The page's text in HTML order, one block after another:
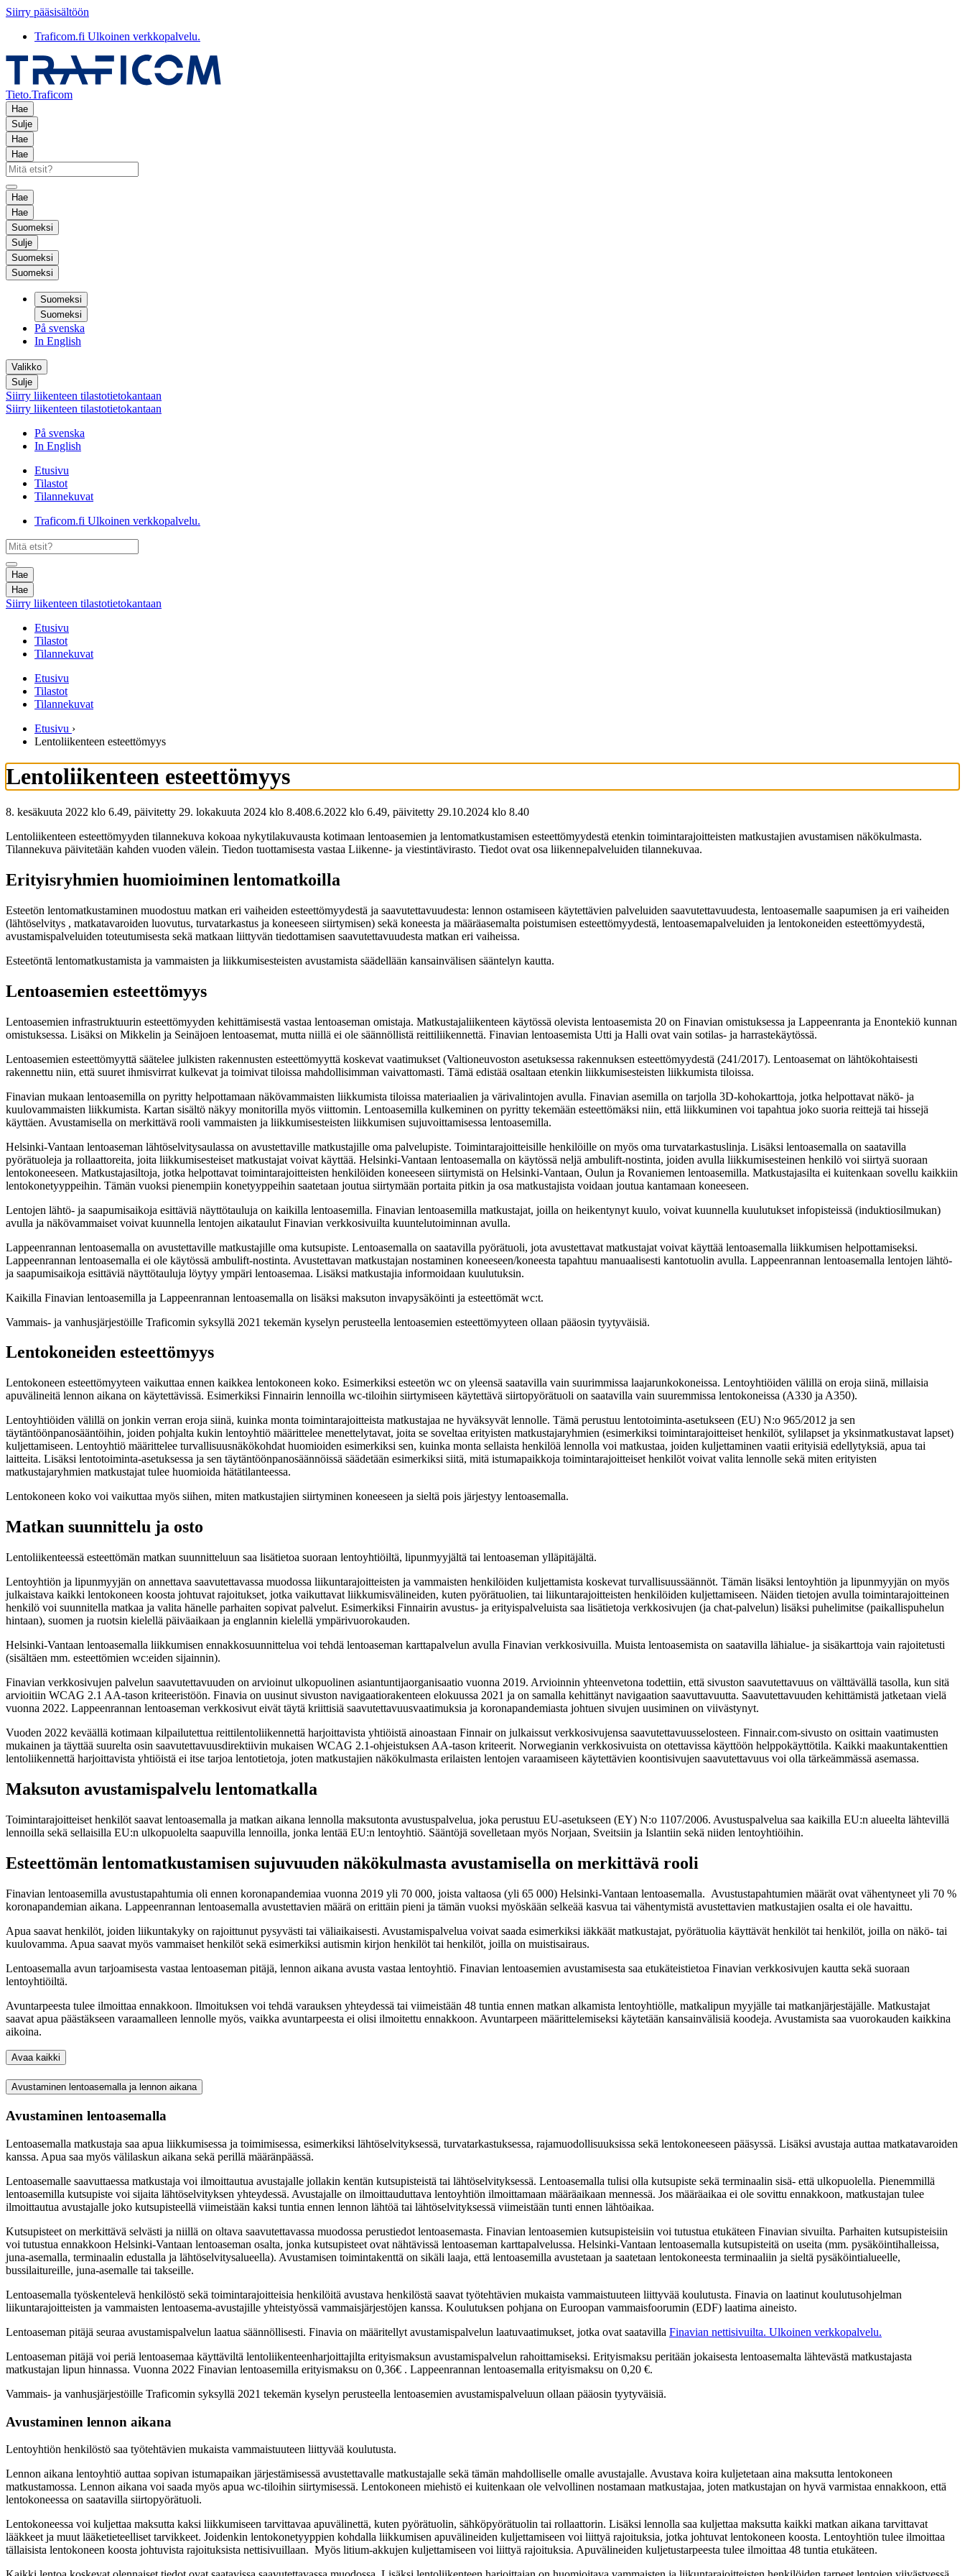
Siirry pääsisältöön
Traficom.fi Ulkoinen verkkopalvelu.
Tieto.Traficom
Hae
Sulje
Hae
Hae
Hae
Hae
Suomeksi
Sulje
Suomeksi
Suomeksi
Suomeksi
Suomeksi
På svenska
In English
Valikko
Sulje
Siirry liikenteen tilastotietokantaan
Siirry liikenteen tilastotietokantaan
På svenska
In English
Etusivu
Tilastot
Tilannekuvat
Traficom.fi Ulkoinen verkkopalvelu.
Hae
Hae
Siirry liikenteen tilastotietokantaan
Etusivu
Tilastot
Tilannekuvat
Etusivu
Tilastot
Tilannekuvat
Etusivu ›
Lentoliikenteen esteettömyys
Lentoliikenteen esteettömyys
8. kesäkuuta 2022 klo 6.49, päivitetty 29. lokakuuta 2024 klo 8.408.6.2022 klo 6.49, päivitetty 29.10.2024 klo 8.40
Lentoliikenteen esteettömyyden tilannekuva kokoaa nykytilakuvausta kotimaan lentoasemien ja lentomatkustamisen esteettömyydestä etenkin toimintarajoitteisten matkustajien avustamisen näkökulmasta.
Tilannekuva päivitetään kahden vuoden välein. Tiedon tuottamisesta vastaa Liikenne- ja viestintävirasto. Tiedot ovat osa liikennepalveluiden tilannekuvaa.
Erityisryhmien huomioiminen lentomatkoilla
Esteetön lentomatkustaminen muodostuu matkan eri vaiheiden esteettömyydestä ja saavutettavuudesta: lennon ostamiseen käytettävien palveluiden saavutettavuudesta, lentoasemalle saapumisen ja eri vaiheiden
(lähtöselvitys , matkatavaroiden luovutus, turvatarkastus ja koneeseen siirtymisen) sekä koneesta ja määräasemalta poistumisen esteettömyydestä, lentoasemapalveluiden ja lentokoneiden esteettömyydestä,
avustamispalveluiden toteutumisesta sekä matkaan liittyvän tiedottamisen saavutettavuudesta matkan eri vaiheissa.
Esteetöntä lentomatkustamista ja vammaisten ja liikkumisesteisten avustamista säädellään kansainvälisen sääntelyn kautta.
Lentoasemien esteettömyys
Lentoasemien infrastruktuurin esteettömyyden kehittämisestä vastaa lentoaseman omistaja. Matkustajaliikenteen käytössä olevista lentoasemista 20 on Finavian omistuksessa ja Lappeenranta ja Enontekiö kunnan
omistuksessa. Lisäksi on Mikkelin ja Seinäjoen lentoasemat, mutta niillä ei ole säännöllistä reittiliikennettä. Finavian lentoasemista Utti ja Halli ovat vain sotilas- ja harrastekäytössä.
Lentoasemien esteettömyyttä säätelee julkisten rakennusten esteettömyyttä koskevat vaatimukset (Valtioneuvoston asetuksessa rakennuksen esteettömyydestä (241/2017). Lentoasemat on lähtökohtaisesti
rakennettu niin, että suuret ihmisvirrat kulkevat ja toimivat tiloissa mahdollisimman vaivattomasti. Tämä edistää osaltaan etenkin liikkumisesteisten liikkumista tiloissa.
Finavian mukaan lentoasemilla on pyritty helpottamaan näkövammaisten liikkumista tiloissa materiaalien ja värivalintojen avulla. Finavian asemilla on tarjolla 3D-kohokarttoja, jotka helpottavat näkö- ja
kuulovammaisten liikkumista. Kartan sisältö näkyy monitorilla myös viittomin. Lentoasemilla kulkeminen on pyritty tekemään esteettömäksi niin, että liikkuminen voi tapahtua joko suoria reittejä tai hissejä
käyttäen. Avustamisella on merkittävä rooli vammaisten ja liikkumisesteisten liikkumisen sujuvoittamisessa lentoasemilla.
Helsinki-Vantaan lentoaseman lähtöselvitysaulassa on avustettaville matkustajille oma palvelupiste. Toimintarajoitteisille henkilöille on myös oma turvatarkastuslinja. Lisäksi lentoasemalla on saatavilla
pyörätuoleja ja rollaattoreita, joita liikkumisesteiset matkustajat voivat käyttää. Helsinki-Vantaan lentoasemalla on käytössä neljä ambulift-nostinta, joiden avulla liikkumisesteinen henkilö voi siirtyä suoraan
lentokoneeseen. Matkustajasiltoja, jotka helpottavat toimintarajoitteisten henkilöiden koneeseen siirtymistä on Helsinki-Vantaan, Oulun ja Rovaniemen lentoasemilla. Matkustajasilta ei kuitenkaan sovellu kaikkiin
lentokonetyyppeihin. Tämän vuoksi pienempiin konetyyppeihin saatetaan joutua siirtymään portaita pitkin ja osa matkustajista voidaan joutua kantamaan koneeseen.
Lentojen lähtö- ja saapumisaikoja esittäviä näyttötauluja on kaikilla lentoasemilla. Finavian lentoasemilla matkustajat, joilla on heikentynyt kuulo, voivat kuunnella kuulutukset infopisteissä (induktiosilmukan)
avulla ja näkövammaiset voivat kuunnella lentojen aikataulut Finavian verkkosivuilta kuuntelutoiminnan avulla.
Lappeenrannan lentoasemalla on avustettaville matkustajille oma kutsupiste. Lentoasemalla on saatavilla pyörätuoli, jota avustettavat matkustajat voivat käyttää lentoasemalla liikkumisen helpottamiseksi.
Lappeenrannan lentoasemalla ei ole käytössä ambulift-nostinta. Avustettavan matkustajan nostaminen koneeseen/koneesta tapahtuu manuaalisesti kantotuolin avulla. Lappeenrannan lentoasemalla lentojen lähtö-
ja saapumisaikoja esittäviä näyttötauluja löytyy ympäri lentoasemaa. Lisäksi matkustajia informoidaan kuulutuksin.
Kaikilla Finavian lentoasemilla ja Lappeenrannan lentoasemalla on lisäksi maksuton invapysäköinti ja esteettömät wc:t.
Vammais- ja vanhusjärjestöille Traficomin syksyllä 2021 tekemän kyselyn perusteella lentoasemien esteettömyyteen ollaan pääosin tyytyväisiä.
Lentokoneiden esteettömyys
Lentokoneen esteettömyyteen vaikuttaa ennen kaikkea lentokoneen koko. Esimerkiksi esteetön wc on yleensä saatavilla vain suurimmissa laajarunkokoneissa. Lentoyhtiöiden välillä on eroja siinä, millaisia
apuvälineitä lennon aikana on käytettävissä. Esimerkiksi Finnairin lennoilla wc-tiloihin siirtymiseen käytettävä siirtopyörätuoli on saatavilla vain suuremmissa lentokoneissa (A330 ja A350).
Lentoyhtiöiden välillä on jonkin verran eroja siinä, kuinka monta toimintarajoitteista matkustajaa ne hyväksyvät lennolle. Tämä perustuu lentotoiminta-asetukseen (EU) N:o 965/2012 ja sen
täytäntöönpanosääntöihin, joiden pohjalta kukin lentoyhtiö määrittelee menettelytavat, joita se soveltaa erityisten matkustajaryhmien (esimerkiksi toimintarajoitteiset henkilöt, sylilapset ja yksinmatkustavat lapset)
kuljettamiseen. Lentoyhtiö määrittelee turvallisuusnäkökohdat huomioiden esimerkiksi sen, kuinka monta sellaista henkilöä lennolla voi matkustaa, joiden kuljettaminen vaatii erityisiä edellytyksiä, apua tai
laitteita. Lisäksi lentotoiminta-asetuksessa ja sen täytäntöönpanosäännöissä säädetään esimerkiksi siitä, mitä istumapaikkoja toimintarajoitteiset henkilöt voivat valita lennolle sekä miten erityisten
matkustajaryhmien matkustajat tulee huomioida hätätilanteessa.
Lentokoneen koko voi vaikuttaa myös siihen, miten matkustajien siirtyminen koneeseen ja sieltä pois järjestyy lentoasemalla.
Matkan suunnittelu ja osto
Lentoliikenteessä esteettömän matkan suunnitteluun saa lisätietoa suoraan lentoyhtiöiltä, lipunmyyjältä tai lentoaseman ylläpitäjältä.
Lentoyhtiön ja lipunmyyjän on annettava saavutettavassa muodossa liikuntarajoitteisten ja vammaisten henkilöiden kuljettamista koskevat turvallisuussäännöt. Tämän lisäksi lentoyhtiön ja lipunmyyjän on myös
julkaistava kaikki lentokoneen koosta johtuvat rajoitukset, jotka vaikuttavat liikkumisvälineiden, kuten pyörätuolien, tai liikuntarajoitteisten henkilöiden kuljettamiseen. Näiden tietojen avulla toimintarajoitteinen
henkilö voi suunnitella matkaa ja valita hänelle parhaiten sopivat palvelut. Esimerkiksi Finnairin avustus- ja erityispalveluista saa lisätietoja verkkosivujen (ja chat-palvelun) lisäksi puhelimitse (paikallispuhelun
hintaan), suomen ja ruotsin kielellä päiväaikaan ja englannin kielellä ympärivuorokauden.
Helsinki-Vantaan lentoasemalla liikkumisen ennakkosuunnittelua voi tehdä lentoaseman karttapalvelun avulla Finavian verkkosivuilla. Muista lentoasemista on saatavilla lähialue- ja sisäkarttoja vain rajoitetusti
(sisältäen mm. esteettömien wc:eiden sijainnin).
Finavian verkkosivujen palvelun saavutettavuuden on arvioinut ulkopuolinen asiantuntijaorganisaatio vuonna 2019. Arvioinnin yhteenvetona todettiin, että sivuston saavutettavuus on välttävällä tasolla, kun sitä
arvioitiin WCAG 2.1 AA-tason kriteeristöön. Finavia on uusinut sivuston navigaatiorakenteen elokuussa 2021 ja on samalla kehittänyt navigaation saavuttavuutta. Saavutettavuuden kehittämistä jatketaan vielä
vuonna 2022. Lappeenrannan lentoaseman verkkosivut eivät täytä kriittisiä saavutettavuusvaatimuksia ja koronapandemiasta johtuen sivujen uusiminen on viivästynyt.
Vuoden 2022 keväällä kotimaan kilpailutettua reittilentoliikennettä harjoittavista yhtiöistä ainoastaan Finnair on julkaissut verkkosivujensa saavutettavuusselosteen. Finnair.com-sivusto on osittain vaatimusten
mukainen ja täyttää suurelta osin saavutettavuusdirektiivin mukaisen WCAG 2.1-ohjeistuksen AA-tason kriteerit. Norwegianin verkkosivuista on otettavissa käyttöön helppokäyttötila. Kaikki maakuntakenttien
lentoliikennettä harjoittavista yhtiöistä ei itse tarjoa lentotietoja, joten matkustajien näkökulmasta erilaisten lentojen varaamiseen käytettävien koontisivujen saavutettavuus voi olla tärkeämmässä asemassa.
Maksuton avustamispalvelu lentomatkalla
Toimintarajoitteiset henkilöt saavat lentoasemalla ja matkan aikana lennolla maksutonta avustuspalvelua, joka perustuu EU-asetukseen (EY) N:o 1107/2006. Avustuspalvelua saa kaikilla EU:n alueelta lähtevillä
lennoilla sekä sellaisilla EU:n ulkopuolelta saapuvilla lennoilla, jonka lentää EU:n lentoyhtiö. Sääntöjä sovelletaan myös Norjaan, Sveitsiin ja Islantiin sekä niiden lentoyhtiöihin.
Esteettömän lentomatkustamisen sujuvuuden näkökulmasta avustamisella on merkittävä rooli
Finavian lentoasemilla avustustapahtumia oli ennen koronapandemiaa vuonna 2019 yli 70 000, joista valtaosa (yli 65 000) Helsinki-Vantaan lentoasemalla. Avustustapahtumien määrät ovat vähentyneet yli 70 %
koronapandemian aikana. Lappeenrannan lentoasemalla avustettavien määrä on erittäin pieni ja tämän vuoksi myöskään selkeää kasvua tai vähentymistä avustettavien matkustajien osalta ei ole havaittu.
Apua saavat henkilöt, joiden liikuntakyky on rajoittunut pysyvästi tai väliaikaisesti. Avustamispalvelua voivat saada esimerkiksi iäkkäät matkustajat, pyörätuolia käyttävät henkilöt tai henkilöt, joilla on näkö- tai
kuulovamma. Apua saavat myös vammaiset henkilöt sekä esimerkiksi autismin kirjon henkilöt tai henkilöt, joilla on muistisairaus.
Lentoasemalla avun tarjoamisesta vastaa lentoaseman pitäjä, lennon aikana avusta vastaa lentoyhtiö. Finavian lentoasemien avustamisesta saa etukäteistietoa Finavian verkkosivujen kautta sekä suoraan
lentoyhtiöiltä.
Avuntarpeesta tulee ilmoittaa ennakkoon. Ilmoituksen voi tehdä varauksen yhteydessä tai viimeistään 48 tuntia ennen matkan alkamista lentoyhtiölle, matkalipun myyjälle tai matkanjärjestäjälle. Matkustajat
saavat apua päästäkseen varaamalleen lennolle myös, vaikka avuntarpeesta ei olisi ilmoitettu ennakkoon. Avuntarpeen määrittelemiseksi käytetään kansainvälisiä koodeja. Avustamista saa vuorokauden kaikkina
aikoina.
Avaa kaikki
Avustaminen lentoasemalla ja lennon aikana
Avustaminen lentoasemalla
Lentoasemalla matkustaja saa apua liikkumisessa ja toimimisessa, esimerkiksi lähtöselvityksessä, turvatarkastuksessa, rajamuodollisuuksissa sekä lentokoneeseen pääsyssä. Lisäksi avustaja auttaa matkatavaroiden
kanssa. Apua saa myös välilaskun aikana sekä perillä määränpäässä.
Lentoasemalle saavuttaessa matkustaja voi ilmoittautua avustajalle jollakin kentän kutsupisteistä tai lähtöselvityksessä. Lentoasemalla tulisi olla kutsupiste sekä terminaalin sisä- että ulkopuolella. Pienemmillä
lentoasemilla kutsupiste voi sijaita lähtöselvityksen yhteydessä. Avustajalle on ilmoittauduttava lentoyhtiön ilmoittamaan määräaikaan mennessä. Jos määräaikaa ei ole sovittu ennakkoon, matkustajan tulee
ilmoittautua avustajalle joko kutsupisteellä viimeistään kaksi tuntia ennen lennon lähtöä tai lähtöselvityksessä viimeistään tunti ennen lähtöaikaa.
Kutsupisteet on merkittävä selvästi ja niillä on oltava saavutettavassa muodossa perustiedot lentoasemasta. Finavian lentoasemien kutsupisteisiin voi tutustua etukäteen Finavian sivuilta. Parhaiten kutsupisteisiin
voi tutustua ennakkoon Helsinki-Vantaan lentoaseman osalta, jonka kutsupisteet ovat nähtävissä lentoaseman karttapalvelussa. Helsinki-Vantaan lentoasemalla kutsupisteitä on useita (mm. pysäköintihalleissa,
juna-asemalla, terminaalin edustalla ja lähtöselvitysalueella). Avustamisen toimintakenttä on sikäli laaja, että lentoasemilla avustetaan ja saatetaan lentokoneesta terminaaliin ja sieltä pysäköintialueelle,
bussilaitureille, juna-asemalle tai takseille.
Lentoasemalla työskentelevä henkilöstö sekä toimintarajoitteisia henkilöitä avustava henkilöstä saavat työtehtävien mukaista vammaistuuteen liittyvää koulutusta. Finavia on laatinut koulutusohjelman
liikuntarajoitteisten ja vammaisten lentoasema-avustajille yhteistyössä vammaisjärjestöjen kanssa. Koulutuksen pohjana on Euroopan vammaisfoorumin (EDF) laatima aineisto.
Lentoaseman pitäjä seuraa avustamispalvelun laatua säännöllisesti. Finavia on määritellyt avustamispalvelun laatuvaatimukset, jotka ovat saatavilla Finavian nettisivuilta. Ulkoinen verkkopalvelu.
Lentoaseman pitäjä voi periä lentoasemaa käyttäviltä lentoliikenteenharjoittajilta erityismaksun avustamispalvelun rahoittamiseksi. Erityismaksu peritään jokaisesta lentoasemalta lähtevästä matkustajasta
matkustajan lipun hinnassa. Vuonna 2022 Finavian lentoasemilla erityismaksu on 0,36€ . Lappeenrannan lentoasemalla erityismaksu on 0,20 €.
Vammais- ja vanhusjärjestöille Traficomin syksyllä 2021 tekemän kyselyn perusteella lentoasemien avustamispalveluun ollaan pääosin tyytyväisiä.
Avustaminen lennon aikana
Lentoyhtiön henkilöstö saa työtehtävien mukaista vammaistuuteen liittyvää koulutusta.
Lennon aikana lentoyhtiö auttaa sopivan istumapaikan järjestämisessä avustettavalle matkustajalle sekä tämän mahdolliselle omalle avustajalle. Avustava koira kuljetetaan aina maksutta lentokoneen
matkustamossa. Lennon aikana voi saada myös apua wc-tiloihin siirtymisessä. Lentokoneen miehistö ei kuitenkaan ole velvollinen nostamaan matkustajaa, joten matkustajan on hyvä varmistaa ennakkoon, että
lentokoneessa on saatavilla siirtopyörätuoli.
Lentokoneessa voi kuljettaa maksutta kaksi liikkumiseen tarvittavaa apuvälinettä, kuten pyörätuolin, sähköpyörätuolin tai rollaattorin. Lisäksi lennolla saa kuljettaa maksutta kaikki matkan aikana tarvittavat
lääkkeet ja muut lääketieteelliset tarvikkeet. Joidenkin lentokonetyyppien kohdalla liikkumisen apuvälineiden kuljettamiseen voi liittyä rajoituksia, jotka johtuvat lentokoneen koosta. Lentoyhtiön tulee ilmoittaa
tällaisista lentokoneen koosta johtuvista rajoituksista nettisivuillaan. Myös litium-akkujen kuljettamiseen voi liittyä rajoituksia. Apuvälineiden kuljetustarpeesta tulee ilmoittaa 48 tuntia etukäteen.